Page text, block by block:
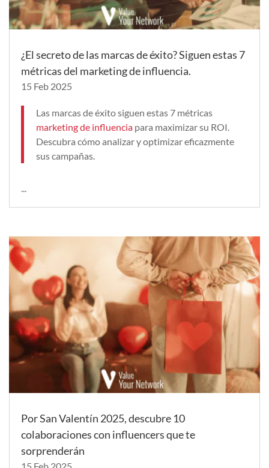
¿El secreto de las marcas de éxito? Siguen estas 7
métricas del marketing de influencia.
15 Feb 2025
Las marcas de éxito siguen estas 7 métricas
marketing de influencia para maximizar su ROI.
Descubra cómo analizar y optimizar eficazmente
sus campañas.
...
Por San Valentín 2025, descubre 10
colaboraciones con influencers que te
sorprenderán